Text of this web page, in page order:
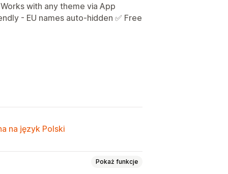
with any theme via App
- EU names auto-hidden ✅ Free
na język Polski
Pokaż funkcje